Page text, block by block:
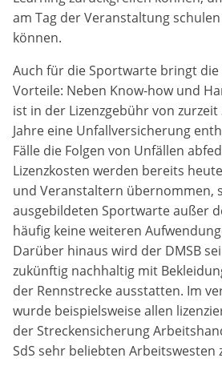
am Tag der Veranstaltung
können.
Auch für die Sportwarte bringt die
Vorteile: Neben Know-how und
ist in der Lizenzgebühr von
Jahre eine Unfallversicherung
Fälle die Folgen von Unfällen
Lizenzkosten werden bereits
und Veranstaltern übernommen,
ausgebildeten Sportwarte außer
häufig keine weiteren
Darüber hinaus wird der DMSB
zukünftig nachhaltig mit
der Rennstrecke ausstatten. Im
wurde beispielsweise allen
der Streckensicherung
SdS sehr beliebten Arbeitswesten
Marketing-Cookies werden von
um personalisierte Werbung
sie die Aktivitäten der Besucher
Google Ads
Name:
_gcl_aw, _gcl_gs, _gclid, _gcl_au,
Anbieter:
Google LLC
Zweck:
Wir nutzen Marketing-Cookies,
Online-Werbemaßnahmen auf
messen und damit eine optimale
Werbebudgets zu gewährleisten.
Cookie Laufzeit:
90 Tage